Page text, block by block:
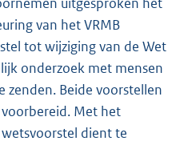
uitgesproken het
van het VRMB
tot wijziging van de Wet
onderzoek met mensen
zenden. Beide voorstellen
Met het
dient te